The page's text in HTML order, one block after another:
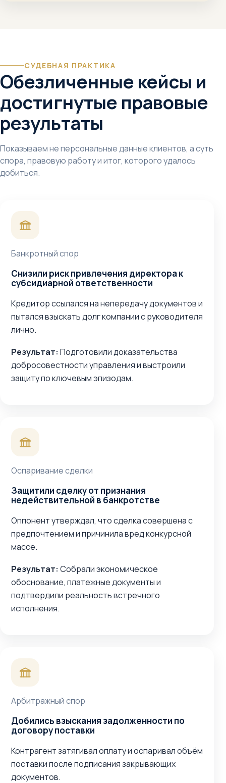
СУДЕБНАЯ ПРАКТИКА
Обезличенные кейсы и
достигнутые правовые
результаты
Показываем не персональные данные клиентов, а суть
спора, правовую работу и итог, которого удалось
добиться.
Банкротный спор
Снизили риск привлечения директора к
субсидиарной ответственности
Кредитор ссылался на непередачу документов и
пытался взыскать долг компании с руководителя
лично.
Результат: Подготовили доказательства
добросовестности управления и выстроили
защиту по ключевым эпизодам.
Оспаривание сделки
Защитили сделку от признания
недействительной в банкротстве
Оппонент утверждал, что сделка совершена с
предпочтением и причинила вред конкурсной
массе.
Результат: Собрали экономическое
обоснование, платежные документы и
подтвердили реальность встречного
исполнения.
Арбитражный спор
Добились взыскания задолженности по
договору поставки
Контрагент затягивал оплату и оспаривал объём
поставки после подписания закрывающих
документов.